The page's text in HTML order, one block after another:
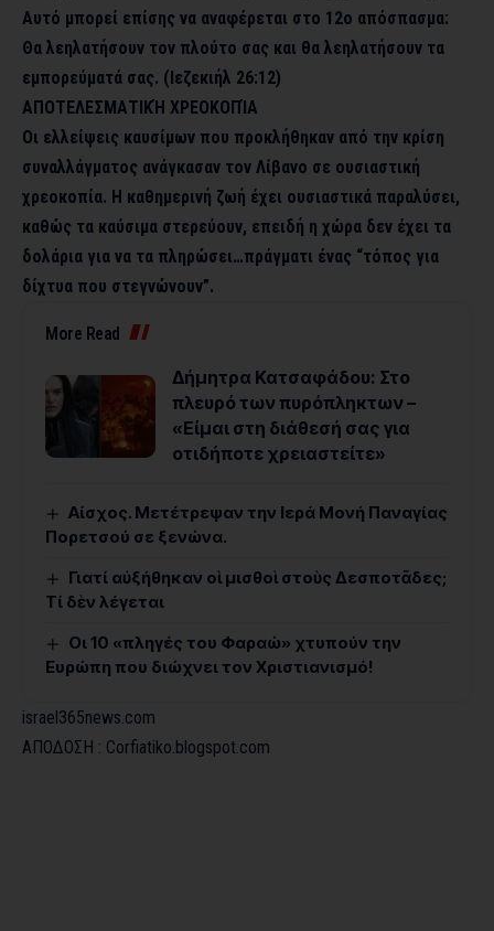
Αυτό μπορεί επίσης να αναφέρεται στο 12ο απόσπασμα:
Θα λεηλατήσουν τον πλούτο σας και θα λεηλατήσουν τα
εμπορεύματά σας. (Ιεζεκιήλ 26:12)
ΑΠΟΤΕΛΕΣΜΑΤΙΚΉ ΧΡΕΟΚΟΠΊΑ
Οι ελλείψεις καυσίμων που προκλήθηκαν από την κρίση
συναλλάγματος ανάγκασαν τον Λίβανο σε ουσιαστική
χρεοκοπία. Η καθημερινή ζωή έχει ουσιαστικά παραλύσει,
καθώς τα καύσιμα στερεύουν, επειδή η χώρα δεν έχει τα
δολάρια για να τα πληρώσει…πράγματι ένας “τόπος για
δίχτυα που στεγνώνουν”.
More Read
Δήμητρα Κατσαφάδου: Στο
πλευρό των πυρόπληκτων –
«Είμαι στη διάθεσή σας για
οτιδήποτε χρειαστείτε»
Αίσχος. Μετέτρεψαν την Ιερά Μονή Παναγίας
Πορετσού σε ξενώνα.
Γιατί αὐξήθηκαν οἱ μισθοὶ στοὺς Δεσποτᾶδες;
Τί δὲν λέγεται
Οι 10 «πληγές του Φαραώ» χτυπούν την
Ευρώπη που διώχνει τον Χριστιανισμό!
israel365news.com
ΑΠΟΔΟΣΗ : Corfiatiko.blogspot.com